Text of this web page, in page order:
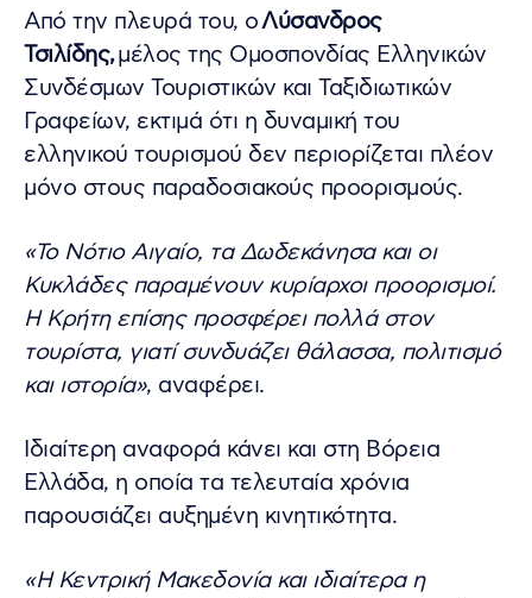
Από την πλευρά του, οΛύσανδρος
Τσιλίδης,μέλος της Ομοσπονδίας Ελληνικών
Συνδέσμων Τουριστικών και Ταξιδιωτικών
Γραφείων, εκτιμά ότι η δυναμική του
ελληνικού τουρισμού δεν περιορίζεται πλέον
μόνο στους παραδοσιακούς προορισμούς.
«Το Νότιο Αιγαίο, τα Δωδεκάνησα και οι
Κυκλάδες παραμένουν κυρίαρχοι προορισμοί.
Η Κρήτη επίσης προσφέρει πολλά στον
τουρίστα, γιατί συνδυάζει θάλασσα, πολιτισμό
και ιστορία», αναφέρει.
Ιδιαίτερη αναφορά κάνει και στη Βόρεια
Ελλάδα, η οποία τα τελευταία χρόνια
παρουσιάζει αυξημένη κινητικότητα.
«Η Κεντρική Μακεδονία και ιδιαίτερα η